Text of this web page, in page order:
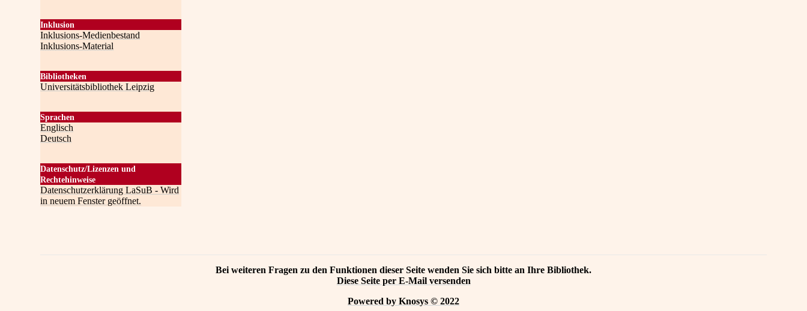
Inklusion
Inklusions-Medienbestand
Inklusions-Material
Bibliotheken
Universitätsbibliothek Leipzig
Sprachen
Englisch
Deutsch
Datenschutz/Lizenzen und
Rechtehinweise
Datenschutzerklärung LaSuB - Wird
in neuem Fenster geöffnet.
Bei weiteren Fragen zu den Funktionen dieser Seite wenden Sie sich bitte an Ihre Bibliothek.
Diese Seite per E-Mail versenden
Powered by Knosys © 2022